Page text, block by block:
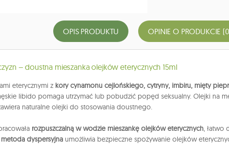
OPIS PRODUKTU OPINIE O PRODUKCIE
– doustna mieszanka olejków eterycznych 15ml
eterycznymi z kory cynamonu cejlońskiego, cytryny, imbiru, mięty
libido pomaga utrzymać lub pobudzić popęd seksualny. Olejki na
naturalne olejki do stosowania doustnego.
rozpuszczalną w wodzie mieszankę olejków eterycznych, łatwo
metoda dyspersyjna umożliwia bezpieczne spożywanie olejków